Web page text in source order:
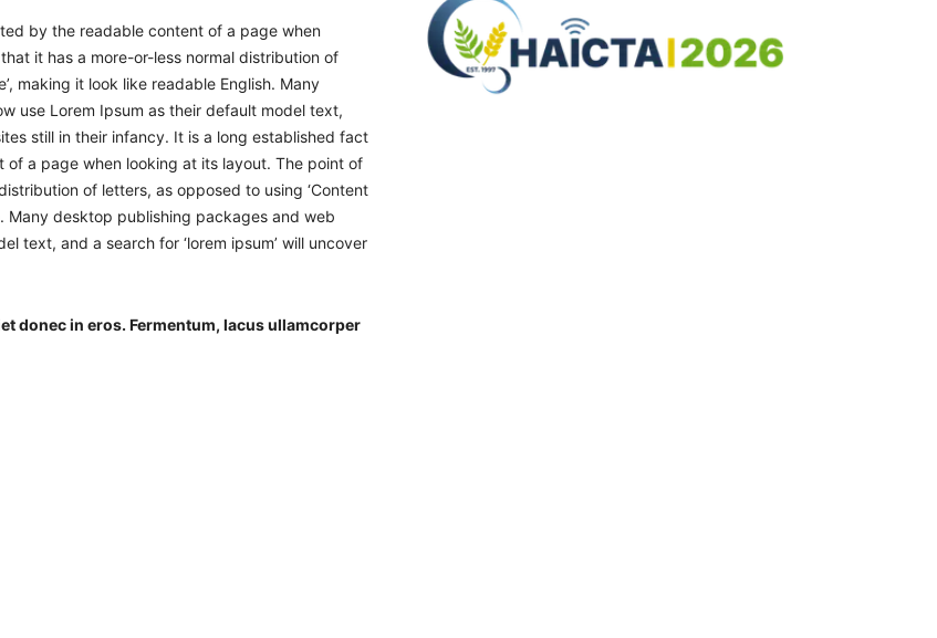
by the readable content of a page when
it has a more-or-less normal distribution of
making it look like readable English. Many
use Lorem Ipsum as their default model text,
still in their infancy. It is a long established fact
a page when looking at its layout. The point of
of letters, as opposed to using ‘Content
Many desktop publishing packages and web
text, and a search for ‘lorem ipsum’ will uncover
donec in eros. Fermentum, lacus ullamcorper